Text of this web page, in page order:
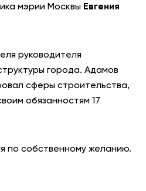
СЕМЕЙНОЕ
мэрии Москвы Евгения
руководителя
города. Адамов
сферы строительства,
обязанностям 17
по собственному желанию.